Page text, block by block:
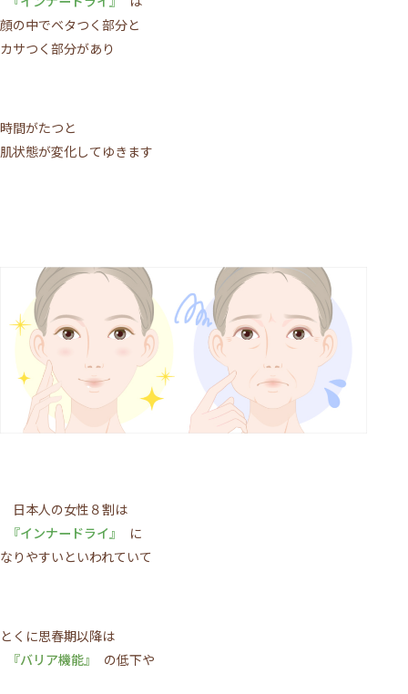
サロンについて
顔の中でベタつく部分と
カサつく部分があり
時間がたつと
肌状態が変化してゆきます
日本人の女性８割は
『インナードライ』
に
なりやすいといわれていて
とくに思春期以降は
『バリア機能』
の低下や